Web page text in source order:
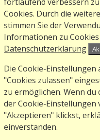
Cookies. Durch die
stimmen Sie der
Informationen zu
Datenschutzerklärung
Die Cookie-
"Cookies zulassen"
zu ermöglichen. Wenn
der Cookie-Einstellungen
"Akzeptieren" klickst,
einverstanden.